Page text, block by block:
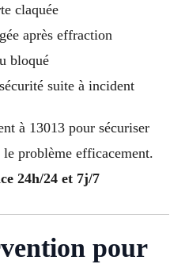
claquée
après effraction
bloqué
suite à incident
à 13013 pour sécuriser
problème efficacement.
24h/24 et 7j/7
pour